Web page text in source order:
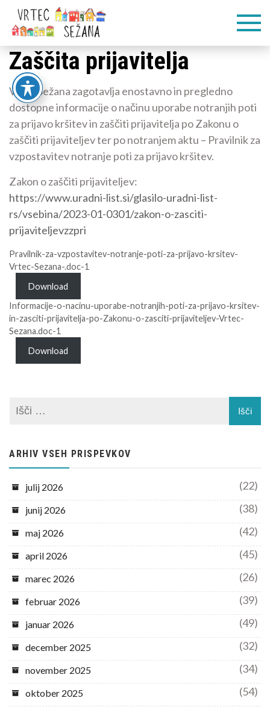
Skip
content
Sežana
Veliko pogumnih
Zaščita prijavitelja
Vrtec Sežana zagotavlja enostavno in pregledno
dostopne informacije o načinu uporabe notranjih poti
za prijavo kršitev in zaščiti prijavitelja po Zakonu o
zaščiti prijaviteljev ter po notranjem aktu – Pravilnik za
vzpostavitev notranje poti za prijavo kršitev.
Zakon o zaščiti prijaviteljev:
https://www.uradni-list.si/glasilo-uradni-list-
rs/vsebina/2023-01-0301/zakon-o-zasciti-
prijaviteljevzzpri
Pravilnik-za-vzpostavitev-notranje-poti-za-prijavo-krsitev-
Vrtec-Sezana-.doc-1
Download
Informacije-o-nacinu-uporabe-notranjih-poti-za-prijavo-krsitev-
in-zasciti-prijavitelja-po-Zakonu-o-zasciti-prijaviteljev-Vrtec-
Sezana.doc-1
Download
ARHIV VSEH PRISPEVKOV
julij 2026 (22)
junij 2026 (38)
maj 2026 (42)
april 2026 (45)
marec 2026 (26)
februar 2026 (39)
januar 2026 (49)
december 2025 (32)
november 2025 (34)
oktober 2025 (54)